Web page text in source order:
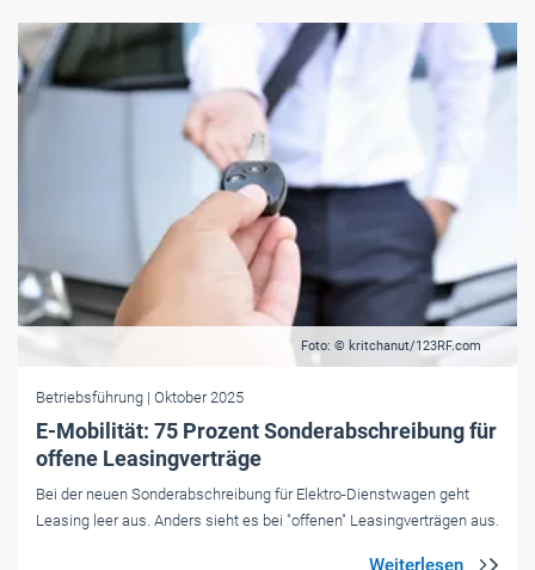
Foto: © kritchanut/123RF.com
Betriebsführung | Oktober 2025
E-Mobilität: 75 Prozent Sonderabschreibung für
offene Leasingverträge
Bei der neuen Sonderabschreibung für Elektro-Dienstwagen geht
Leasing leer aus. Anders sieht es bei "offenen" Leasingverträgen aus.